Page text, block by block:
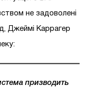
не задоволені
Джеймі Каррагер
призводить